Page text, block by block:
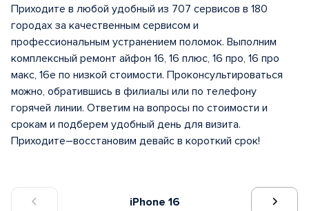
iPhone 16
Приходите в любой удобный из 707 сервисов в 180
городах за качественным сервисом и
профессиональным устранением поломок. Выполним
комплексный ремонт айфон 16, 16 плюс, 16 про, 16 про
макс, 16е по низкой стоимости. Проконсультироваться
можно, обратившись в филиалы или по телефону
горячей линии. Ответим на вопросы по стоимости и
срокам и подберем удобный день для визита.
Приходите–восстановим девайс в короткий срок!